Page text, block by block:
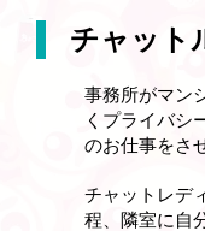
チャット
事務所がマン
くプライバシ
のお仕事をさ
チャットレデ
程、隣室に自